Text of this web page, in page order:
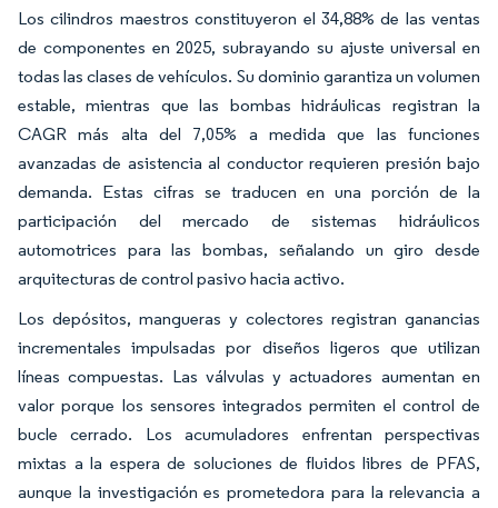
Los cilindros maestros constituyeron el 34,88% de las ventas
de componentes en 2025, subrayando su ajuste universal en
todas las clases de vehículos. Su dominio garantiza un volumen
estable, mientras que las bombas hidráulicas registran la
CAGR más alta del 7,05% a medida que las funciones
avanzadas de asistencia al conductor requieren presión bajo
demanda. Estas cifras se traducen en una porción de la
participación del mercado de sistemas hidráulicos
automotrices para las bombas, señalando un giro desde
arquitecturas de control pasivo hacia activo.
Los depósitos, mangueras y colectores registran ganancias
incrementales impulsadas por diseños ligeros que utilizan
líneas compuestas. Las válvulas y actuadores aumentan en
valor porque los sensores integrados permiten el control de
bucle cerrado. Los acumuladores enfrentan perspectivas
mixtas a la espera de soluciones de fluidos libres de PFAS,
aunque la investigación es prometedora para la relevancia a